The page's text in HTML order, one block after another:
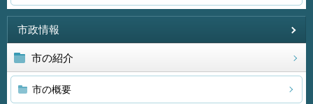
市政情報
市の紹介
市の概要